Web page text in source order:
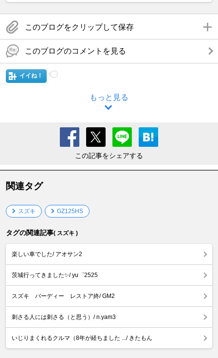
このブログをクリップして保存
このブログのコメントを見る
イイね！
もっと見る
この記事をシェアする
関連タグ
スズキ GZ125HS
タグの関連記事( スズキ )
楽しい車でした/ アオサン2
茨城行ってきました✨/ yu゜2525
スズキ バーディー レストア終/ GM2
刺さる人には刺さる（と思う）/ n.yam3
いじりまくれるクルマ（8年が経ちました .../ きたもん